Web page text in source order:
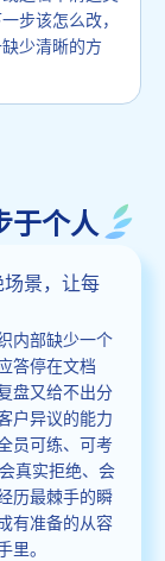
步该怎么改，
少清晰的方
于个人
景，让每
内部缺少一个
答停在文档
盘又给不出分
户异议的能力
员可练、可考
真实拒绝、会
历最棘手的瞬
有准备的从容
。